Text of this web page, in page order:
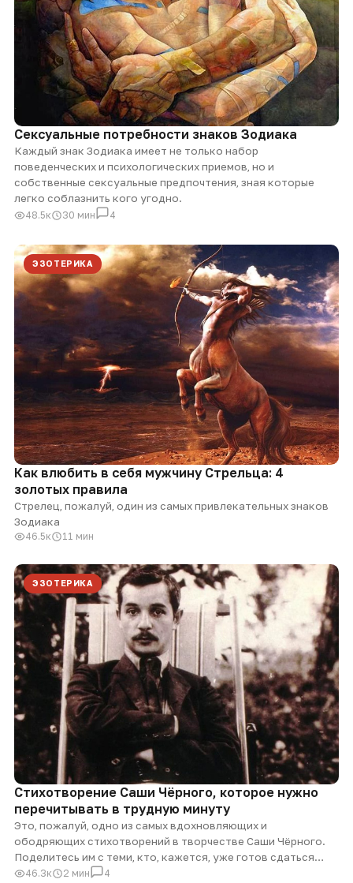
Сексуальные потребности знаков Зодиака
Каждый знак Зодиака имеет не только набор
поведенческих и психологических приемов, но и
собственные сексуальные предпочтения, зная которые
легко соблазнить кого угодно.
48.5к 30 мин 4
ЭЗОТЕРИКА
Как влюбить в себя мужчину Стрельца: 4
золотых правила
Стрелец, пожалуй, один из самых привлекательных знаков
Зодиака
46.5к 11 мин
ЭЗОТЕРИКА
Стихотворение Саши Чёрного, которое нужно
перечитывать в трудную минуту
Это, пожалуй, одно из самых вдохновляющих и
ободряющих стихотворений в творчестве Саши Чёрного.
Поделитесь им с теми, кто, кажется, уже готов сдаться…
46.3к 2 мин 4